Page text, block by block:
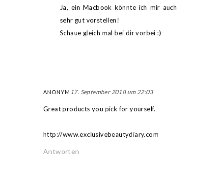
Ja, ein Macbook könnte ich mir auch
sehr gut vorstellen!
Schaue gleich mal bei dir vorbei :)
ANONYM 17. September 2018 um 22:03
Great products you pick for yourself.
http://www.exclusivebeautydiary.com
Antworten